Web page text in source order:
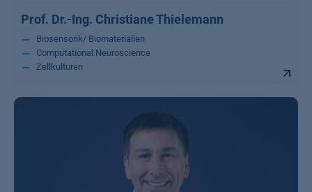
Prof. Dr.-Ing. Christiane Thielemann
Biosensorik/ Biomaterialien
Computational Neuroscience
Zellkulturen